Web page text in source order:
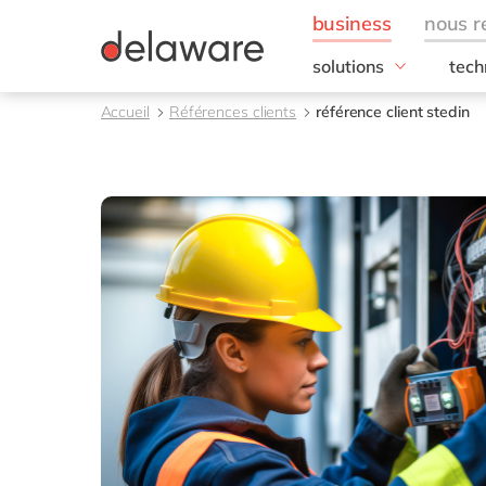
solutions
besoins de
Opérations
Ressources humaines
Ventes & marketing
toutes nos solutions
SAP
SAP
SAP
Accueil Références clients référence client stedin